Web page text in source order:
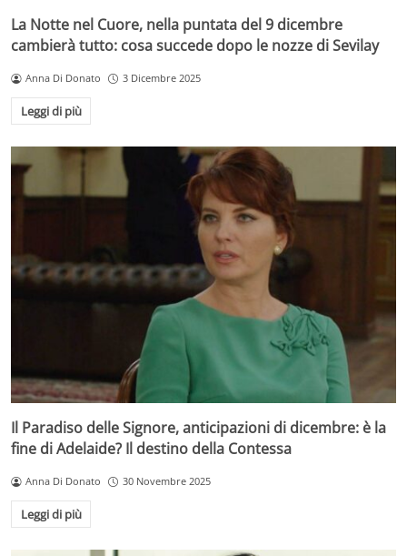
La Notte nel Cuore, nella puntata del 9 dicembre
cambierà tutto: cosa succede dopo le nozze di Sevilay
Anna Di Donato 3 Dicembre 2025
Leggi di più
Il Paradiso delle Signore, anticipazioni di dicembre: è la
fine di Adelaide? Il destino della Contessa
Anna Di Donato 30 Novembre 2025
Leggi di più